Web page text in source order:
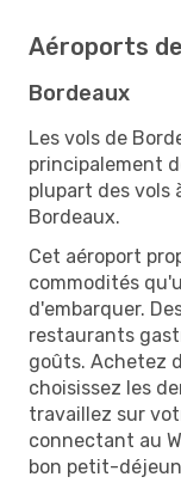
Aéroports
Bordeaux
Les vols de
principalement
plupart des vols
Bordeaux.
Cet aéroport
commodités
d'embarquer.
restaurants
goûts. Achetez
choisissez les
travaillez sur
connectant au
bon petit-